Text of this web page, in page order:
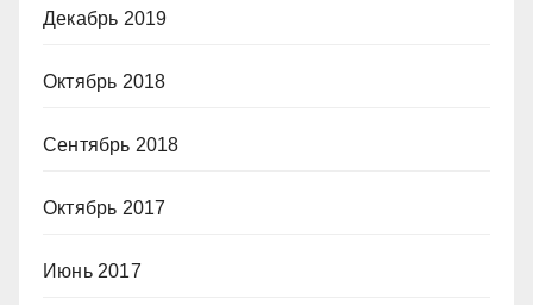
Декабрь 2019
Октябрь 2018
Сентябрь 2018
Октябрь 2017
Июнь 2017